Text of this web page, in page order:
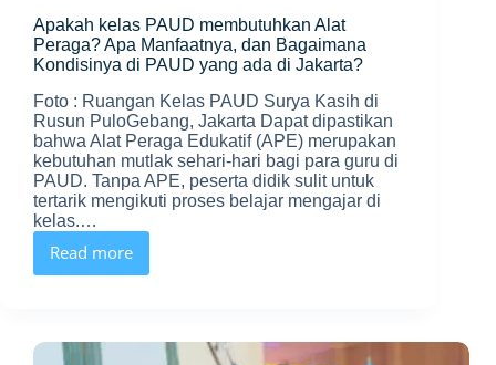
Apakah kelas PAUD membutuhkan Alat
Peraga? Apa Manfaatnya, dan Bagaimana
Kondisinya di PAUD yang ada di Jakarta?
Foto : Ruangan Kelas PAUD Surya Kasih di
Rusun PuloGebang, Jakarta Dapat dipastikan
bahwa Alat Peraga Edukatif (APE) merupakan
kebutuhan mutlak sehari-hari bagi para guru di
PAUD. Tanpa APE, peserta didik sulit untuk
tertarik mengikuti proses belajar mengajar di
kelas.…
Read more
Apakah
kelas
Peraga?